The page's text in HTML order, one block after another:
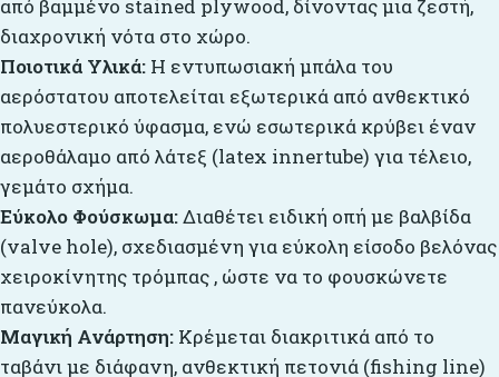
από βαμμένο stained plywood, δίνοντας μια ζεστή,
διαχρονική νότα στο χώρο.
Ποιοτικά Υλικά: Η εντυπωσιακή μπάλα του
αερόστατου αποτελείται εξωτερικά από ανθεκτικό
πολυεστερικό ύφασμα, ενώ εσωτερικά κρύβει έναν
αεροθάλαμο από λάτεξ (latex innertube) για τέλειο,
γεμάτο σχήμα.
Εύκολο Φούσκωμα:Διαθέτει ειδική οπή με βαλβίδα
(valve hole), σχεδιασμένη για εύκολη είσοδο βελόνας
χειροκίνητης τρόμπας , ώστε να το φουσκώνετε
πανεύκολα.
Μαγική Ανάρτηση: Κρέμεται διακριτικά από το
ταβάνι με διάφανη, ανθεκτική πετονιά (fishing line)